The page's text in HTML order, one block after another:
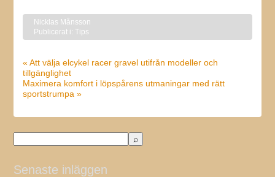
Nicklas Månsson
Publicerat i:Tips
« Att välja elcykel racer gravel utifrån modeller och
tillgänglighet
Maximera komfort i löpspårens utmaningar med rätt
sportstrumpa »
Senaste inläggen